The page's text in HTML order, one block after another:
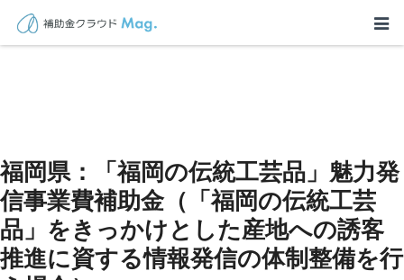
福岡県：「福岡の伝統工芸品」魅力発
信事業費補助金（「福岡の伝統工芸
品」をきっかけとした産地への誘客
推進に資する情報発信の体制整備を行